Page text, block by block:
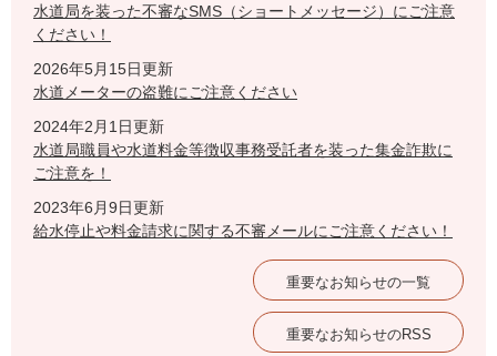
水道局を装った不審なSMS（ショートメッセージ）にご注意
ください！
2026年5月15日更新
水道メーターの盗難にご注意ください
2024年2月1日更新
水道局職員や水道料金等徴収事務受託者を装った集金詐欺に
ご注意を！
2023年6月9日更新
給水停止や料金請求に関する不審メールにご注意ください！
重要なお知らせの一覧
重要なお知らせのRSS